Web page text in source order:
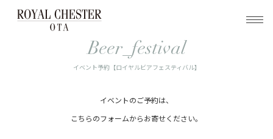
トップ イベント予約【ロイヤルビアフェスティバル】
Beer_festival
イベント予約【ロイヤルビアフェスティバル】
イベントのご予約は、
こちらのフォームからお寄せください。